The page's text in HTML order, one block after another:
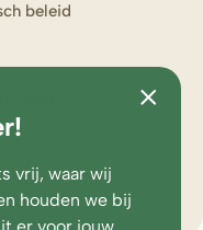
vrij, waar wij
houden we bij
beleid